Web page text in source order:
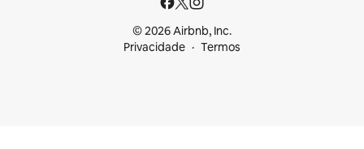
© 2026 Airbnb, Inc.
Privacidade
Termos